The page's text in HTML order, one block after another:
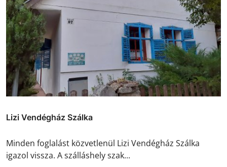
Lizi Vendégház Szálka
Minden foglalást közvetlenül Lizi Vendégház Szálka
igazol vissza. A szálláshely szak...